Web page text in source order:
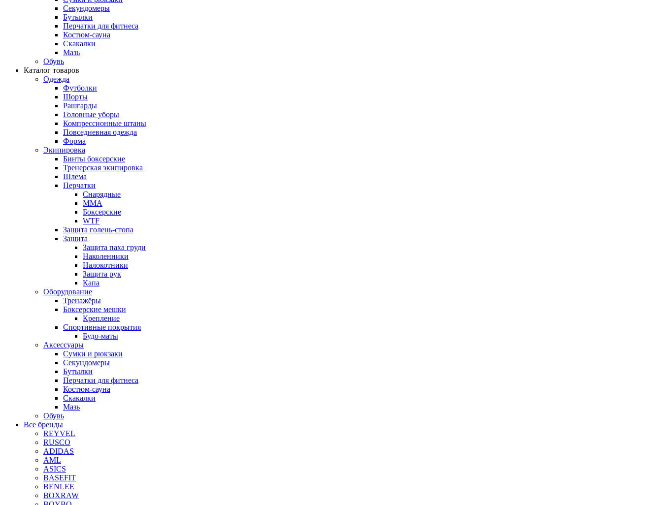
Секундомеры
Бутылки
Перчатки для фитнеса
Костюм-сауна
Скакалки
Мазь
Обувь
Каталог товаров
Одежда
Футболки
Шорты
Рашгарды
Головные уборы
Компрессионные штаны
Повседневная одежда
Форма
Экипировка
Бинты боксерские
Тренерская экипировка
Шлема
Перчатки
Снарядные
ММА
Боксерские
WTF
Защита голень-стопа
Защита
Защита паха груди
Наколенники
Налокотники
Защита рук
Капа
Оборудование
Тренажёры
Боксерские мешки
Крепление
Спортивные покрытия
Будо-маты
Аксессуары
Сумки и рюкзаки
Секундомеры
Бутылки
Перчатки для фитнеса
Костюм-сауна
Скакалки
Мазь
Обувь
Все бренды
REYVEL
RUSCO
ADIDAS
AML
ASICS
BASEFIT
BENLEE
BOXRAW